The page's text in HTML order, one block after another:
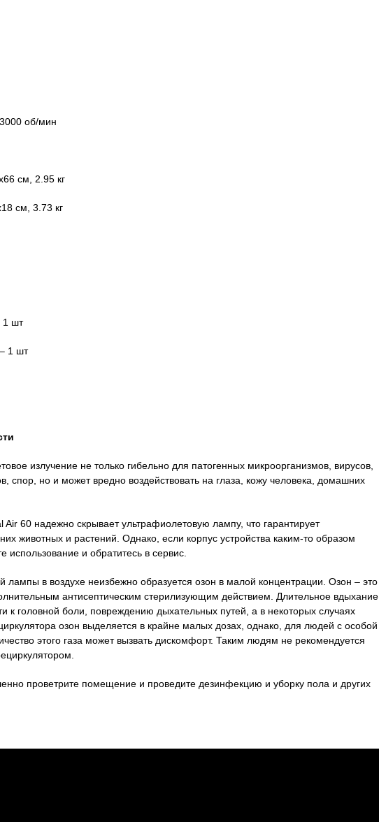
об/мин
cм, 2.95 кг
см, 3.73 кг
1 шт
1 шт
излучение не только гибельно для патогенных микроорганизмов, вирусов,
спор, но и может вредно воздействовать на глаза, кожу человека, домашних
Air 60 надежно скрывает ультрафиолетовую лампу, что гарантирует
животных и растений. Однако, если корпус устройства каким-то образом
использование и обратитесь в сервис.
лампы в воздухе неизбежно образуется озон в малой концентрации. Озон – это
антисептическим стерилизующим действием. Длительное вдыхание
к головной боли, повреждению дыхательных путей, а в некоторых случаях
озон выделяется в крайне малых дозах, однако, для людей с особой
этого газа может вызвать дискомфорт. Таким людям не рекомендуется
проветрите помещение и проведите дезинфекцию и уборку пола и других